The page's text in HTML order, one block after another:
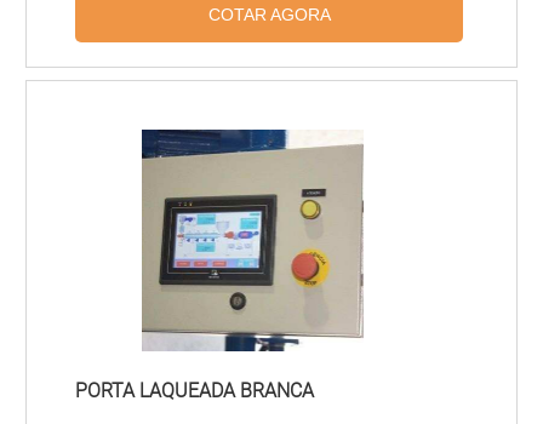
facilitar a instalação, manutenção e
Proporciona acústica controlada,
sistemas de iluminação e climatização,
sendo amplamente usado em escritórios,
hospitais, lojas e ambientes comerciais.
COTAR AGORA
PORTA LAQUEADA BRANCA